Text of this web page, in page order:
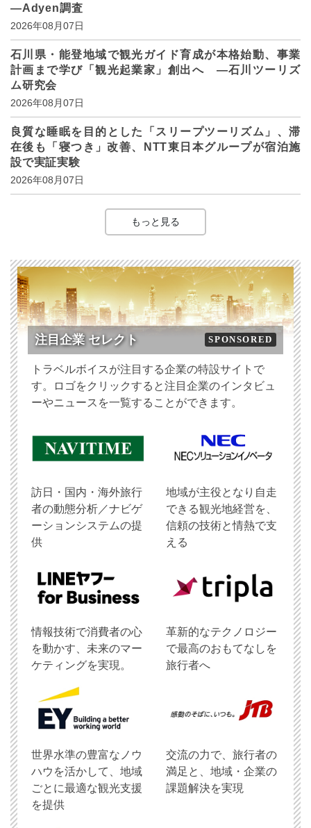
―Adyen調査
2026年08月07日
石川県・能登地域で観光ガイド育成が本格始動、事業
計画まで学び「観光起業家」創出へ ―石川ツーリズ
ム研究会
2026年08月07日
良質な睡眠を目的とした「スリープツーリズム」、滞
在後も「寝つき」改善、NTT東日本グループが宿泊施
設で実証実験
2026年08月07日
もっと見る
注目企業 セレクト SPONSORED
トラベルボイスが注目する企業の特設サイトで
す。ロゴをクリックすると注目企業のインタビュ
ーやニュースを一覧することができます。
訪日・国内・海外旅行
者の動態分析／ナビゲ
ーションシステムの提
供
地域が主役となり自走
できる観光地経営を、
信頼の技術と情熱で支
える
情報技術で消費者の心
を動かす、未来のマー
ケティングを実現。
革新的なテクノロジー
で最高のおもてなしを
旅行者へ
世界水準の豊富なノウ
ハウを活かして、地域
ごとに最適な観光支援
を提供
交流の力で、旅行者の
満足と、地域・企業の
課題解決を実現